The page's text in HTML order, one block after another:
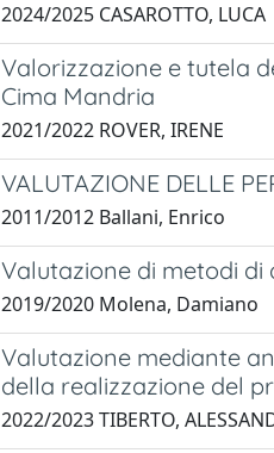
2024/2025 CASAROTTO, LUCA
Valorizzazione e tutela
Cima Mandria
2021/2022 ROVER, IRENE
VALUTAZIONE DELLE
2011/2012 Ballani, Enrico
Valutazione di metodi
2019/2020 Molena, Damiano
Valutazione mediante
della realizzazione del
2022/2023 TIBERTO,